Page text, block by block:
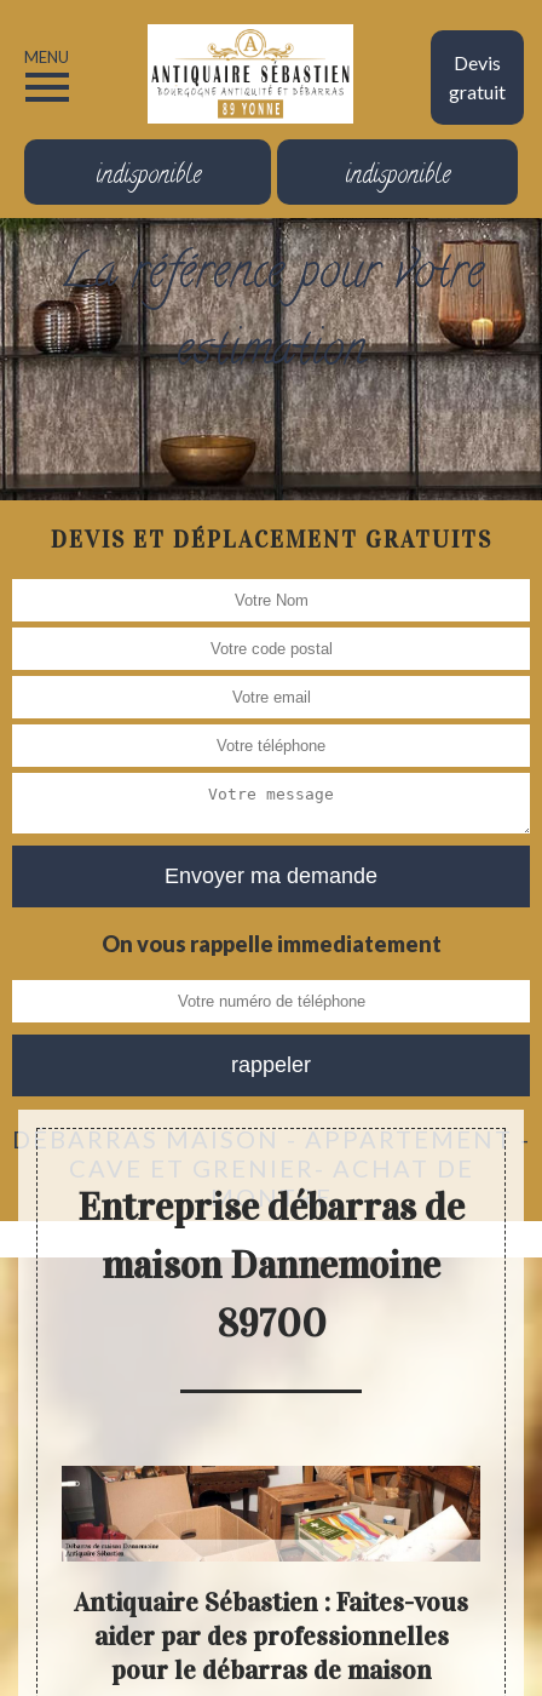
Devis
gratuit
MENU
indisponible indisponible
La référence pour votre
estimation
DEVIS ET DÉPLACEMENT GRATUITS
On vous rappelle immediatement
DÉBARRAS MAISON - APPARTEMENT -
CAVE ET GRENIER- ACHAT DE
MONTRE
Entreprise débarras de
maison Dannemoine
89700
Antiquaire Sébastien : Faites-vous
aider par des professionnelles
pour le débarras de maison